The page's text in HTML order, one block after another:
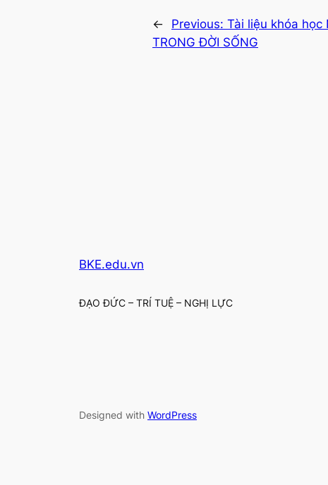
← Previous: Tài liệu khóa học
TRONG ĐỜI SỐNG
BKE.edu.vn
ĐẠO ĐỨC – TRÍ TUỆ – NGHỊ LỰC
Designed with WordPress